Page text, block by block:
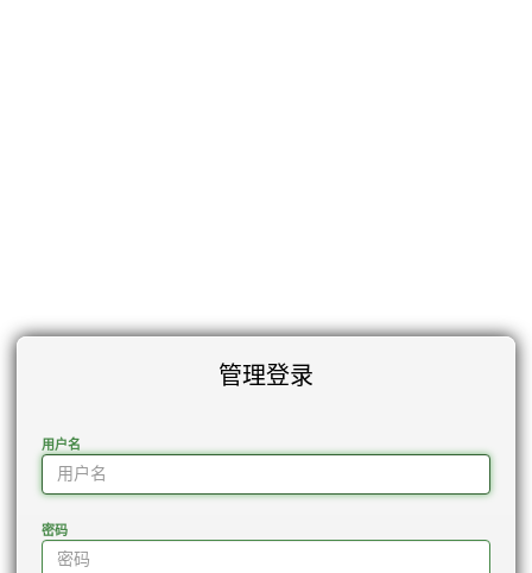
管理登录
用户名
密码